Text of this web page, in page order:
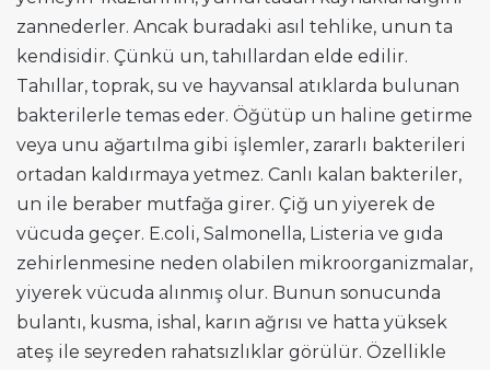
zannederler. Ancak buradaki asıl tehlike, unun ta
kendisidir. Çünkü un, tahıllardan elde edilir.
Tahıllar, toprak, su ve hayvansal atıklarda bulunan
bakterilerle temas eder. Öğütüp un haline getirme
veya unu ağartılma gibi işlemler, zararlı bakterileri
ortadan kaldırmaya yetmez. Canlı kalan bakteriler,
un ile beraber mutfağa girer. Çiğ un yiyerek de
vücuda geçer. E.coli, Salmonella, Listeria ve gıda
zehirlenmesine neden olabilen mikroorganizmalar,
yiyerek vücuda alınmış olur. Bunun sonucunda
bulantı, kusma, ishal, karın ağrısı ve hatta yüksek
ateş ile seyreden rahatsızlıklar görülür. Özellikle